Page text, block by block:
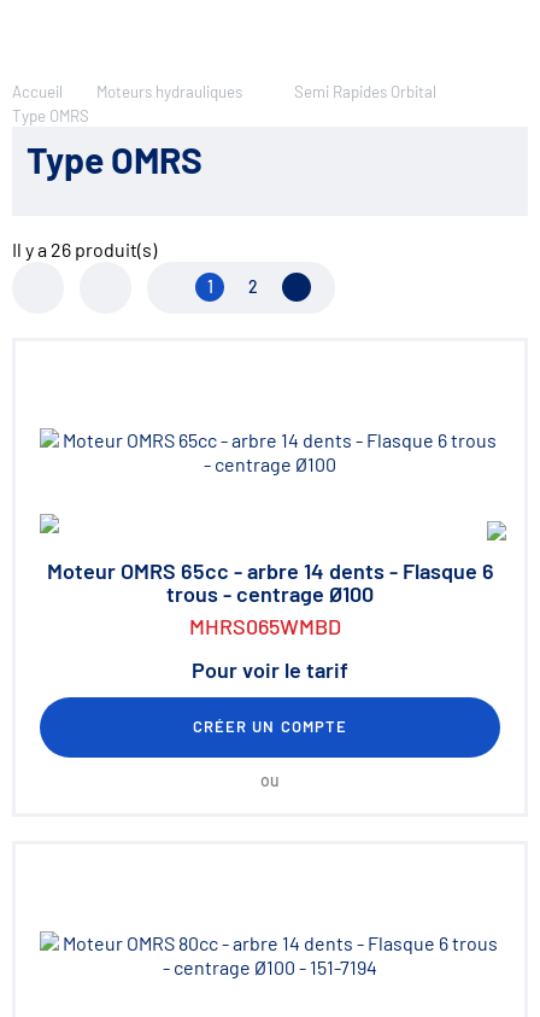
Accueil Moteurs hydrauliques
Semi Rapides Orbital
Type OMRS
Type OMRS
Il y a 26 produit(s)
1 2 Page suivante
Moteur OMRS 65cc - arbre 14 dents - Flasque 6
trous - centrage Ø100
MHRS065WMBD
Pour voir le tarif
CRÉER UN COMPTE
ou